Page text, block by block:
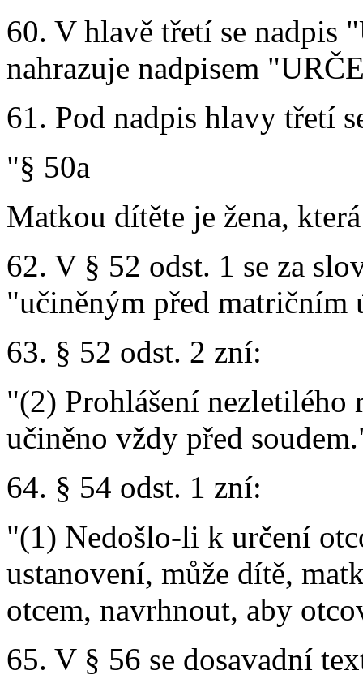
60. V hlavě třetí se
nahrazuje nadpisem
61. Pod nadpis hlavy třetí
"§ 50a
Matkou dítěte je žena,
62. V § 52 odst. 1 se za
"učiněným před matričním
63. § 52 odst. 2 zní:
"(2) Prohlášení
učiněno vždy před
64. § 54 odst. 1 zní:
"(1) Nedošlo-li k určení
ustanovení, může dítě,
otcem, navrhnout, aby
65. V § 56 se dosavadní